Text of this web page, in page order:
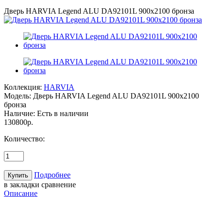
Дверь HARVIA Legend ALU DA92101L 900х2100 бронза
Коллекция: HARVIA
Модель: Дверь HARVIA Legend ALU DA92101L 900х2100
бронза
Наличие: Есть в наличии
130800р.
Количество:
Подробнее
в закладки сравнение
Описание